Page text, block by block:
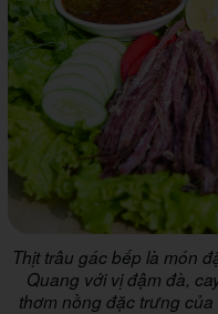
Thịt trâu gác bếp là món
Quang với vị đậm đà,
thơm nồng đặc trưng